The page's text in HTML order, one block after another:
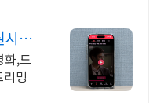
시간
화,드
밍